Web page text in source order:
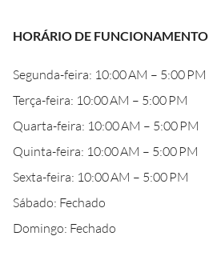
HORÁRIO DE FUNCIONAMENTO
Segunda-feira: 10:00 AM – 5:00 PM
Terça-feira: 10:00 AM – 5:00 PM
Quarta-feira: 10:00 AM – 5:00 PM
Quinta-feira: 10:00 AM – 5:00 PM
Sexta-feira: 10:00 AM – 5:00 PM
Sábado: Fechado
Domingo: Fechado